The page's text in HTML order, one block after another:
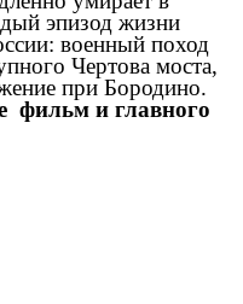
эпизод жизни
военный поход
Чертова моста,
при Бородино.
фильм и главного